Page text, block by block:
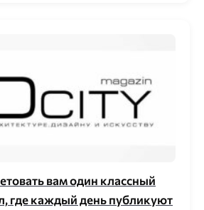
вам один классный
где каждый день публикуют